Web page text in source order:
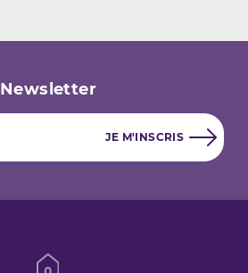
Newsletter